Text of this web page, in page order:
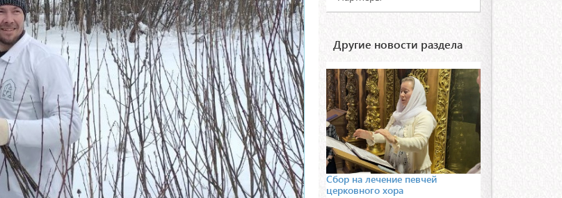
Другие новости раздела
Сбор на лечение певчей
церковного хора